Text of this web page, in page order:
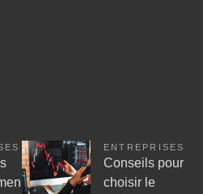
ENTREPRISES
Conseils pour
choisir le